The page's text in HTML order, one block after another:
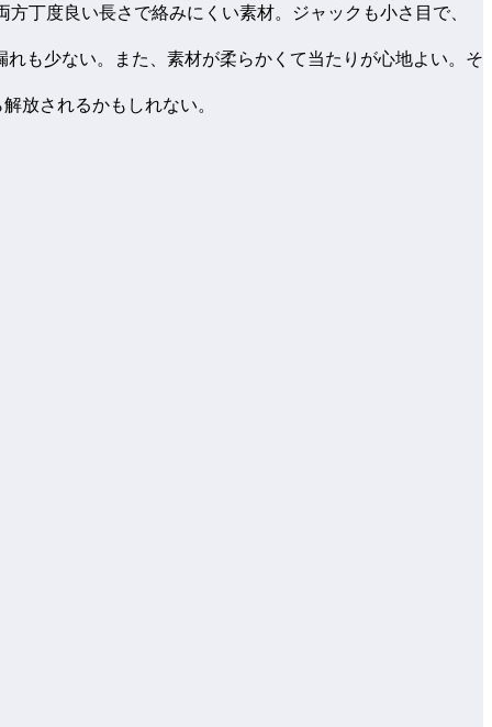
丁度良い長さで絡みにくい素材。ジャックも小さ目で、
も少ない。また、素材が柔らかくて当たりが心地よい。そ
放されるかもしれない。